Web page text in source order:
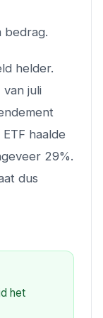
bedrag.
helder.
van juli
haalde
29%.
dus
het